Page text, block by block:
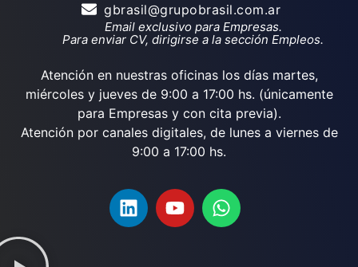
gbrasil@grupobrasil.com.ar
Email exclusivo para Empresas.
Para enviar CV, dirigirse a la sección Empleos.
Atención en nuestras oficinas los días martes,
miércoles y jueves de 9:00 a 17:00 hs. (únicamente
para Empresas y con cita previa).
Atención por canales digitales, de lunes a viernes de
9:00 a 17:00 hs.